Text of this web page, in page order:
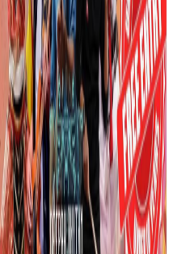
५ को उपाधि बिनोद राईले
गोदावरीस्थित सनराइज
उपाधि जित्नुभएको हो ।
पुरस्कार प्राप्त गर्नुभएको छ
प्रतिनिधित्व गर्दै फाइनल
फस्ट रनरअप, कुमार प्रयास राई